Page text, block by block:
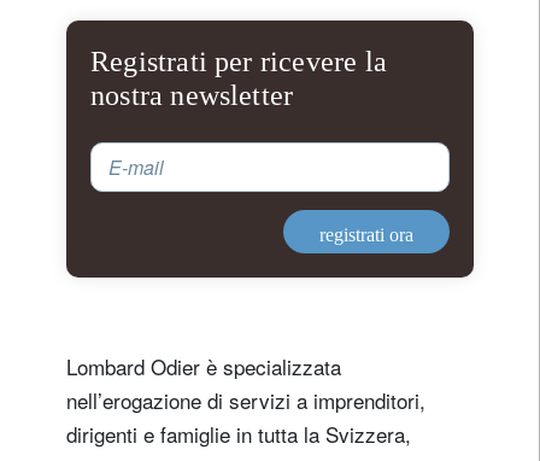
Registrati per ricevere la
nostra newsletter
E-mail
registrati ora
Lombard Odier è specializzata
nell’erogazione di servizi a imprenditori,
dirigenti e famiglie in tutta la Svizzera,